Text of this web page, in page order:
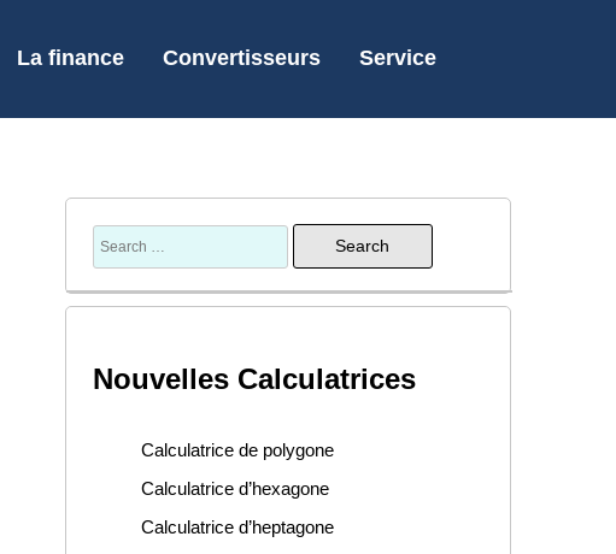
La finance Convertisseurs Service
Nouvelles Calculatrices
Calculatrice de polygone
Calculatrice d’hexagone
Calculatrice d’heptagone